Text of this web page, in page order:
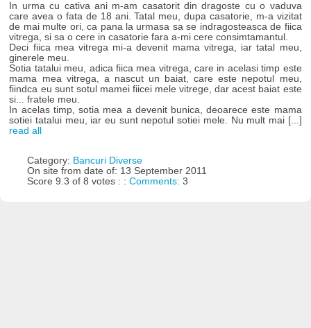
In urma cu cativa ani m-am casatorit din dragoste cu o vaduva
care avea o fata de 18 ani. Tatal meu, dupa casatorie, m-a vizitat
de mai multe ori, ca pana la urmasa sa se indragosteasca de fiica
vitrega, si sa o cere in casatorie fara a-mi cere consimtamantul.
Deci fiica mea vitrega mi-a devenit mama vitrega, iar tatal meu,
ginerele meu.
Sotia tatalui meu, adica fiica mea vitrega, care in acelasi timp este
mama mea vitrega, a nascut un baiat, care este nepotul meu,
fiindca eu sunt sotul mamei fiicei mele vitrege, dar acest baiat este
si... fratele meu.
In acelas timp, sotia mea a devenit bunica, deoarece este mama
sotiei tatalui meu, iar eu sunt nepotul sotiei mele. Nu mult mai [...]
read all
Category: Bancuri Diverse
On site from date of: 13 September 2011
Score 9.3 of 8 votes : : Comments: 3